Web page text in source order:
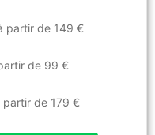
partir de 149 €
de 99 €
partir de 179 €